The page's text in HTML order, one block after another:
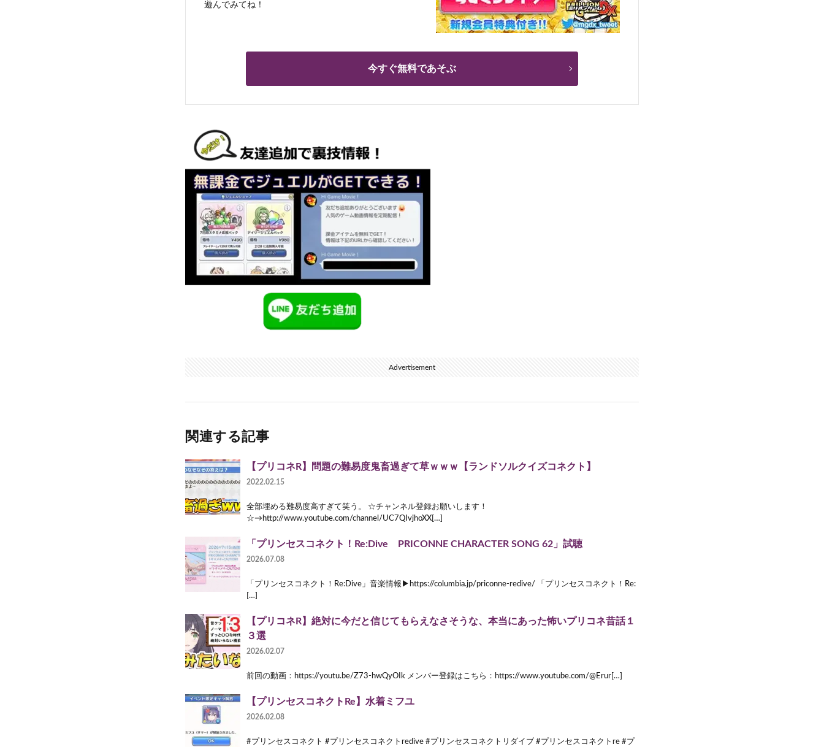
遊んでみてね！
今すぐ無料であそぶ
Advertisement
関連する記事
【プリコネR】問題の難易度鬼畜過ぎて草ｗｗｗ【ランドソルクイズコネクト】
2022.02.15
全部埋める難易度高すぎて笑う。 ☆チャンネル登録お願いします！
☆→http://www.youtube.com/channel/UC7QIvjhoXX[…]
「プリンセスコネクト！Re:Dive PRICONNE CHARACTER SONG 62」試聴
2026.07.08
「プリンセスコネクト！Re:Dive」音楽情報▶https://columbia.jp/priconne-redive/ 「プリンセスコネクト！Re:
[…]
【プリコネR】絶対に今だと信じてもらえなさそうな、本当にあった怖いプリコネ昔話１
３選
2026.02.07
前回の動画：https://youtu.be/Z73-hwQyOIk メンバー登録はこちら：https://www.youtube.com/@Erur[…]
【プリンセスコネクトRe】水着ミフユ
2026.02.08
#プリンセスコネクト #プリンセスコネクトredive #プリンセスコネクトリダイブ #プリンセスコネクトre #プ